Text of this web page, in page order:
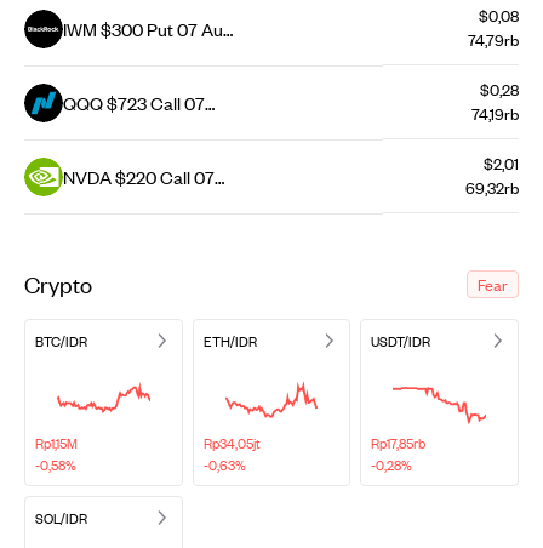
IWM $300 Put 07 Aug
$0,08
74,79rb
QQQ $723 Call 07
$0,28
74,19rb
NVDA $220 Call 07
$2,01
69,32rb
Crypto Fear
BTC/IDR
Rp1,15M
-0,58%
ETH/IDR
Rp34,05jt
-0,63%
USDT/IDR
Rp17,85rb
-0,28%
SOL/IDR